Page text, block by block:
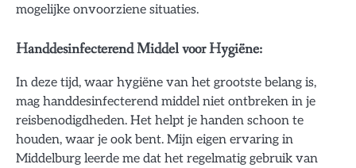
mogelijke onvoorziene situaties.
Handdesinfecterend Middel voor Hygiëne:
In deze tijd, waar hygiëne van het grootste belang is,
mag handdesinfecterend middel niet ontbreken in je
reisbenodigdheden. Het helpt je handen schoon te
houden, waar je ook bent. Mijn eigen ervaring in
Middelburg leerde me dat het regelmatig gebruik van